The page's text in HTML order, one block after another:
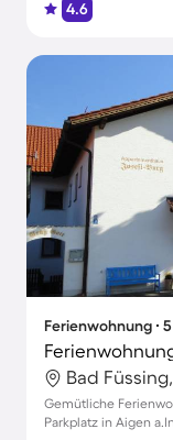
4.6
Ferienwohnung ∙
Bad
Gemütliche
Parkplatz in Aigen